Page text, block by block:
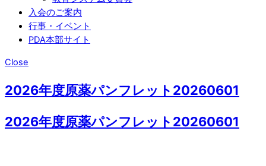
入会のご案内
行事・イベント
PDA本部サイト
Close
2026年度原薬パンフレット20260601
2026年度原薬パンフレット20260601